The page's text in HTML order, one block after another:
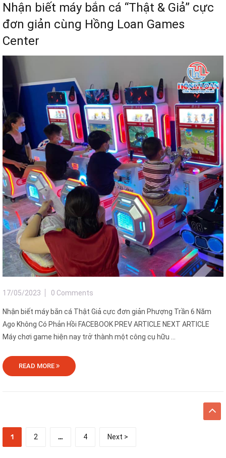
Nhận biết máy bắn cá “Thật & Giả” cực
đơn giản cùng Hồng Loan Games
Center
17/05/2023 0 Comments
Nhận biết máy bắn cá Thật Giả cực đơn giản Phượng Trần 6 Năm
Ago Không Có Phản Hồi FACEBOOK PREV ARTICLE NEXT ARTICLE
Máy chơi game hiện nay trở thành một công cụ hữu ...
READ MORE
1 2 … 4 Next >